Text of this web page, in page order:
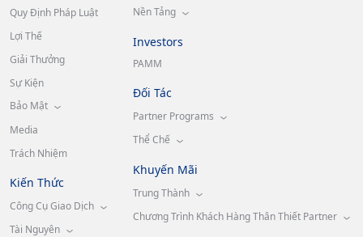
Quy Định Pháp Luật
Lợi Thế
Giải Thưởng
Sự Kiện
Bảo Mật
Media
Trách Nhiệm
Kiến Thức
Công Cụ Giao Dịch
Tài Nguyên
Nền Tảng
Investors
PAMM
Đối Tác
Partner Programs
Thể Chế
Khuyến Mãi
Trung Thành
Chương Trình Khách Hàng Thân Thiết Partner